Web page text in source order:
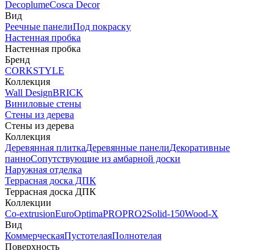
DecoplumeCosca Decor
Вид
Реечные панелиПод покраску
Настенная пробка
Настенная пробка
Бренд
CORKSTYLE
Коллекция
Wall DesignBRICK
Виниловые стены
Стены из дерева
Стены из дерева
Коллекция
Деревянная плиткаДеревянные панелиДекоративные
панноСопутствующие из амбарной доски
Наружная отделка
Террасная доска ДПК
Террасная доска ДПК
Коллекции
Co-extrusionEuroOptimaPROPRO2Solid-150Wood-X
Вид
КоммерческаяПустотелаяПолнотелая
Поверхность